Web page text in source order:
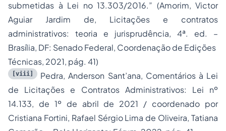
submetidas à Lei no 13.303/2016.” (Amorim, Victor
Aguiar Jardim de, Licitações e contratos
administrativos: teoria e jurisprudência, 4ª. ed. –
Brasília, DF: Senado Federal, Coordenação de Edições
Técnicas, 2021, pág. 41)
[viii]
Pedra, Anderson Sant’ana, Comentários à Lei
de Licitações e Contratos Administrativos: Lei nº
14.133, de 1º de abril de 2021 / coordenado por
Cristiana Fortini, Rafael Sérgio Lima de Oliveira, Tatiana